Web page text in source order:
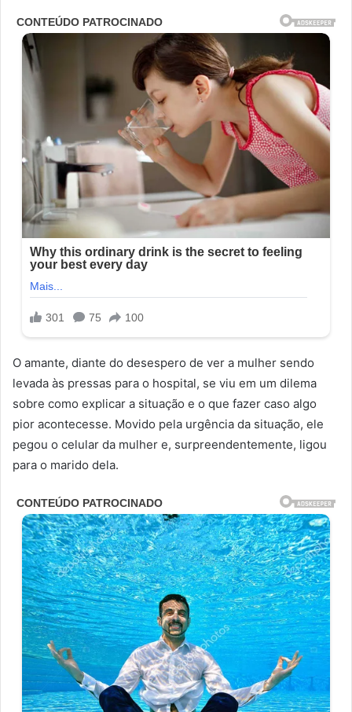
O amante, diante do desespero de ver a mulher sendo
levada às pressas para o hospital, se viu em um dilema
sobre como explicar a situação e o que fazer caso algo
pior acontecesse. Movido pela urgência da situação, ele
pegou o celular da mulher e, surpreendentemente, ligou
para o marido dela.